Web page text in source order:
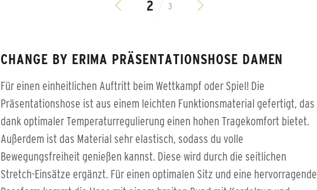
3
CHANGE BY ERIMA PRÄSENTATIONSHOSE DAMEN
Für einen einheitlichen Auftritt beim Wettkampf oder Spiel! Die
Präsentationshose ist aus einem leichten Funktionsmaterial gefertigt, das
dank optimaler Temperaturregulierung einen hohen Tragekomfort bietet.
Außerdem ist das Material sehr elastisch, sodass du volle
Bewegungsfreiheit genießen kannst. Diese wird durch die seitlichen
Stretch-Einsätze ergänzt. Für einen optimalen Sitz und eine hervorragende